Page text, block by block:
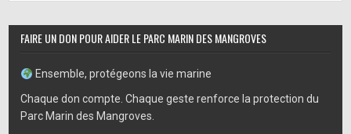
FAIRE UN DON POUR AIDER LE PARC MARIN DES MANGROVES
Ensemble, protégeons la vie marine
Chaque don compte. Chaque geste renforce la protection du
Parc Marin des Mangroves.